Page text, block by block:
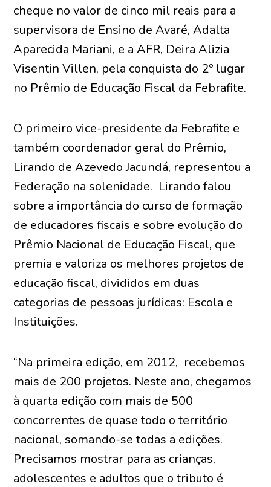
cheque no valor de cinco mil reais para a
supervisora de Ensino de Avaré, Adalta
Aparecida Mariani, e a AFR, Deira Alizia
Visentin Villen, pela conquista do 2º lugar
no Prêmio de Educação Fiscal da Febrafite.
O primeiro vice-presidente da Febrafite e
também coordenador geral do Prêmio,
Lirando de Azevedo Jacundá, representou a
Federação na solenidade. Lirando falou
sobre a importância do curso de formação
de educadores fiscais e sobre evolução do
Prêmio Nacional de Educação Fiscal, que
premia e valoriza os melhores projetos de
educação fiscal, divididos em duas
categorias de pessoas jurídicas: Escola e
Instituições.
“Na primeira edição, em 2012, recebemos
mais de 200 projetos. Neste ano, chegamos
à quarta edição com mais de 500
concorrentes de quase todo o território
nacional, somando-se todas a edições.
Precisamos mostrar para as crianças,
adolescentes e adultos que o tributo é